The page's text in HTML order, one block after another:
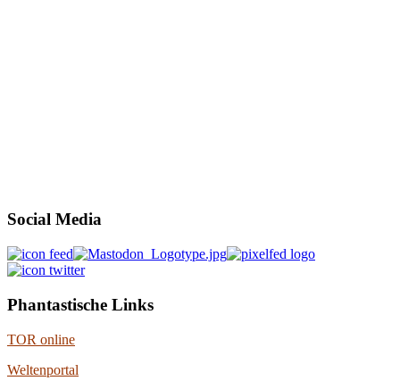
Social Media
Phantastische Links
TOR online
Weltenportal